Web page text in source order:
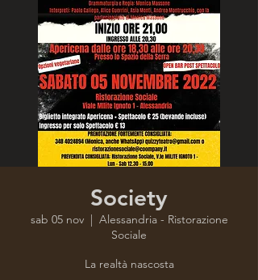
Society
sab 05 nov
  |
Alessandria - Ristorazione
Sociale
La realtà nascosta